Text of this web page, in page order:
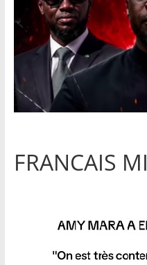
FRANCAIS